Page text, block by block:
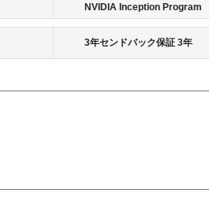
NVIDIA Inception Program
3年センドバック保証 3年